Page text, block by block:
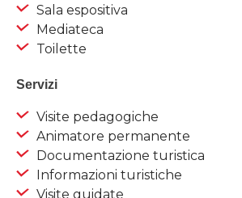
Sala espositiva
Mediateca
Toilette
Servizi
Visite pedagogiche
Animatore permanente
Documentazione turistica
Informazioni turistiche
Visite guidate